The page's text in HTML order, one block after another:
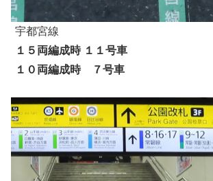
宇都宮線
１５両編成時 １１号車
１０両編成時 ７号車